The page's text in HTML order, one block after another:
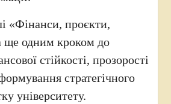
«Фінанси, проєкти,
ще одним кроком до
стійкості, прозорості
стратегічного
університету.